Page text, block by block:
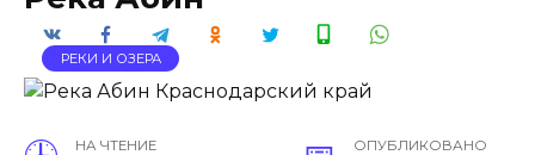
РЕКИ И ОЗЕРА
НА ЧТЕНИЕ ОПУБЛИКОВАНО